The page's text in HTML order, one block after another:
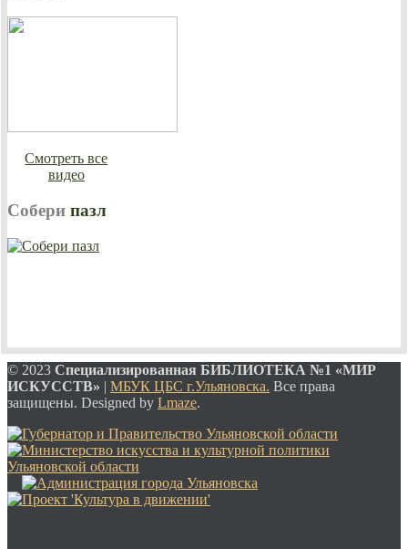
Смотреть все
видео
Собери пазл
© 2023 Специализированная БИБЛИОТЕКА №1 «МИР
ИСКУССТВ» | МБУК ЦБС г.Ульяновска. Все права
защищены. Designed by Lmaze.